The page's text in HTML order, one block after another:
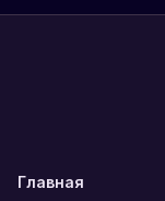
Главная